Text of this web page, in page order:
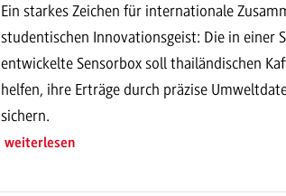
Ein starkes Zeichen für internationale
studentischen Innovationsgeist: Die in einer
entwickelte Sensorbox soll thailändischen
helfen, ihre Erträge durch präzise
sichern.
weiterlesen